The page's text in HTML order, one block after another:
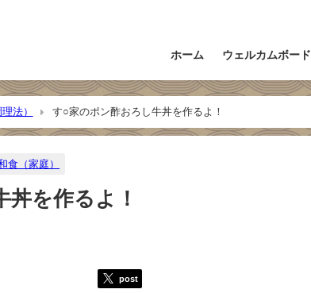
ホーム ウェルカムボード
法） す○家のポン酢おろし牛丼を作るよ！
食（家庭）
を作るよ！
post